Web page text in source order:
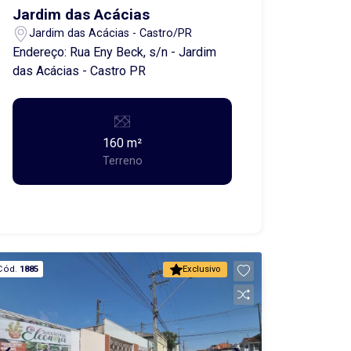
Conservação do Imóvel (FCI)
equivalente a 5% do valor do aluguel.
Jardim das Acácias
Jardim das Acácias - Castro/PR
Endereço: Rua Eny Beck, s/n - Jardim
das Acácias - Castro PR
160 m²
Terreno
Exclusivo
1885